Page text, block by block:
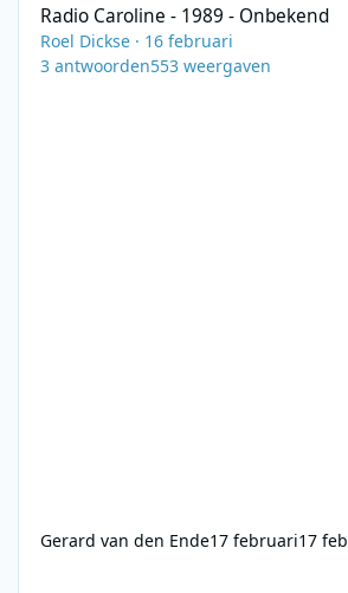
Radio Caroline - 1989 - Onbekend
Roel Dickse · 16 februari
3 antwoorden553 weergaven
Gerard van den Ende17 februari17 feb